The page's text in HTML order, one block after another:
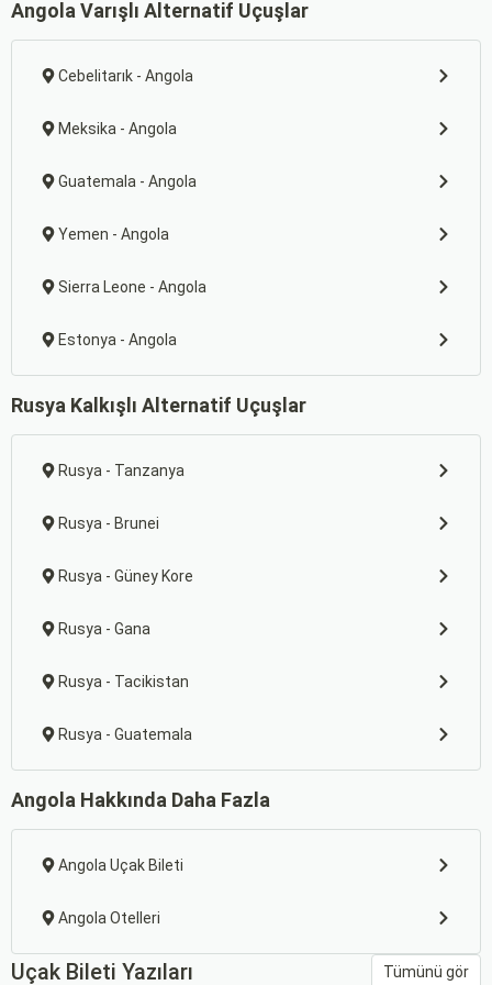
Angola Varışlı Alternatif Uçuşlar
Cebelitarık - Angola
Meksika - Angola
Guatemala - Angola
Yemen - Angola
Sierra Leone - Angola
Estonya - Angola
Rusya Kalkışlı Alternatif Uçuşlar
Rusya - Tanzanya
Rusya - Brunei
Rusya - Güney Kore
Rusya - Gana
Rusya - Tacikistan
Rusya - Guatemala
Angola Hakkında Daha Fazla
Angola Uçak Bileti
Angola Otelleri
Uçak Bileti Yazıları Tümünü gör